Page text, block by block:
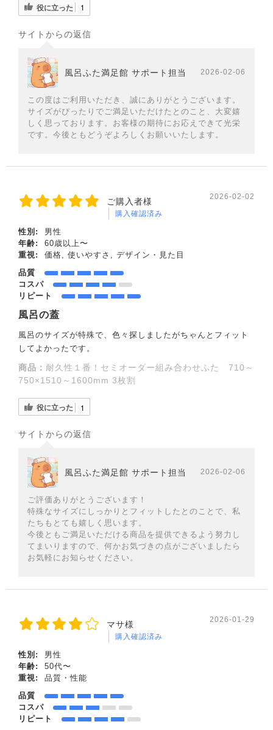
役に立った 1
サイトからの返信
風呂ふた満足館 サポート担当 2026-02-06
この度はご利用いただき、誠にありがとうございます。
サイズがぴったりでご満足いただけたとのこと、大変嬉
しく思っております。お客様の期待にお応えできて光栄
です。今後ともどうぞよろしくお願いいたします。
ご購入者様
購入確認済み
2026-02-02
性別:
男性
年齢:
60歳以上〜
重視:
価格, 使いやすさ, デザイン・見た目
品質
コスパ
リピート
風呂の蓋
風呂のサイズが特殊で、色々探しましたがちゃんとフィット
してよかったです。
商品： 耐久性１番！セミオーダー組み合わせふた 710～
750×1510～1600mm 3枚割
役に立った 1
サイトからの返信
風呂ふた満足館 サポート担当 2026-02-06
ご評価ありがとうございます！
特殊なサイズにしっかりとフィットしたとのことで、私
たちもとても嬉しく思います。
今後ともご満足いただける商品を提供できるよう努力し
てまいりますので、何かお気づきの点がございましたら
お気軽にお知らせください。
マサ様
購入確認済み
2026-01-29
性別:
男性
年齢:
50代〜
重視:
品質・性能
品質
コスパ
リピート